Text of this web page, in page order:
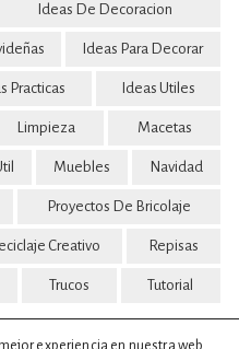
Ideas De Decoracion
Ideas Para Decorar
Practicas Ideas Utiles
Limpieza Macetas
Muebles Navidad
Proyectos De Bricolaje
Creativo Repisas
Trucos Tutorial
experiencia en nuestra web.